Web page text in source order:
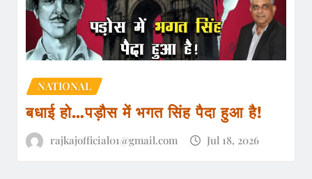
NATIONAL
बधाई हो…पड़ौस में भगत सिंह पैदा हुआ है!
rajkajofficial01@gmail.com Jul 18, 2026